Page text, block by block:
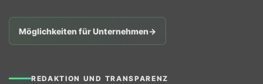
Möglichkeiten für Unternehmen→
REDAKTION UND TRANSPARENZ